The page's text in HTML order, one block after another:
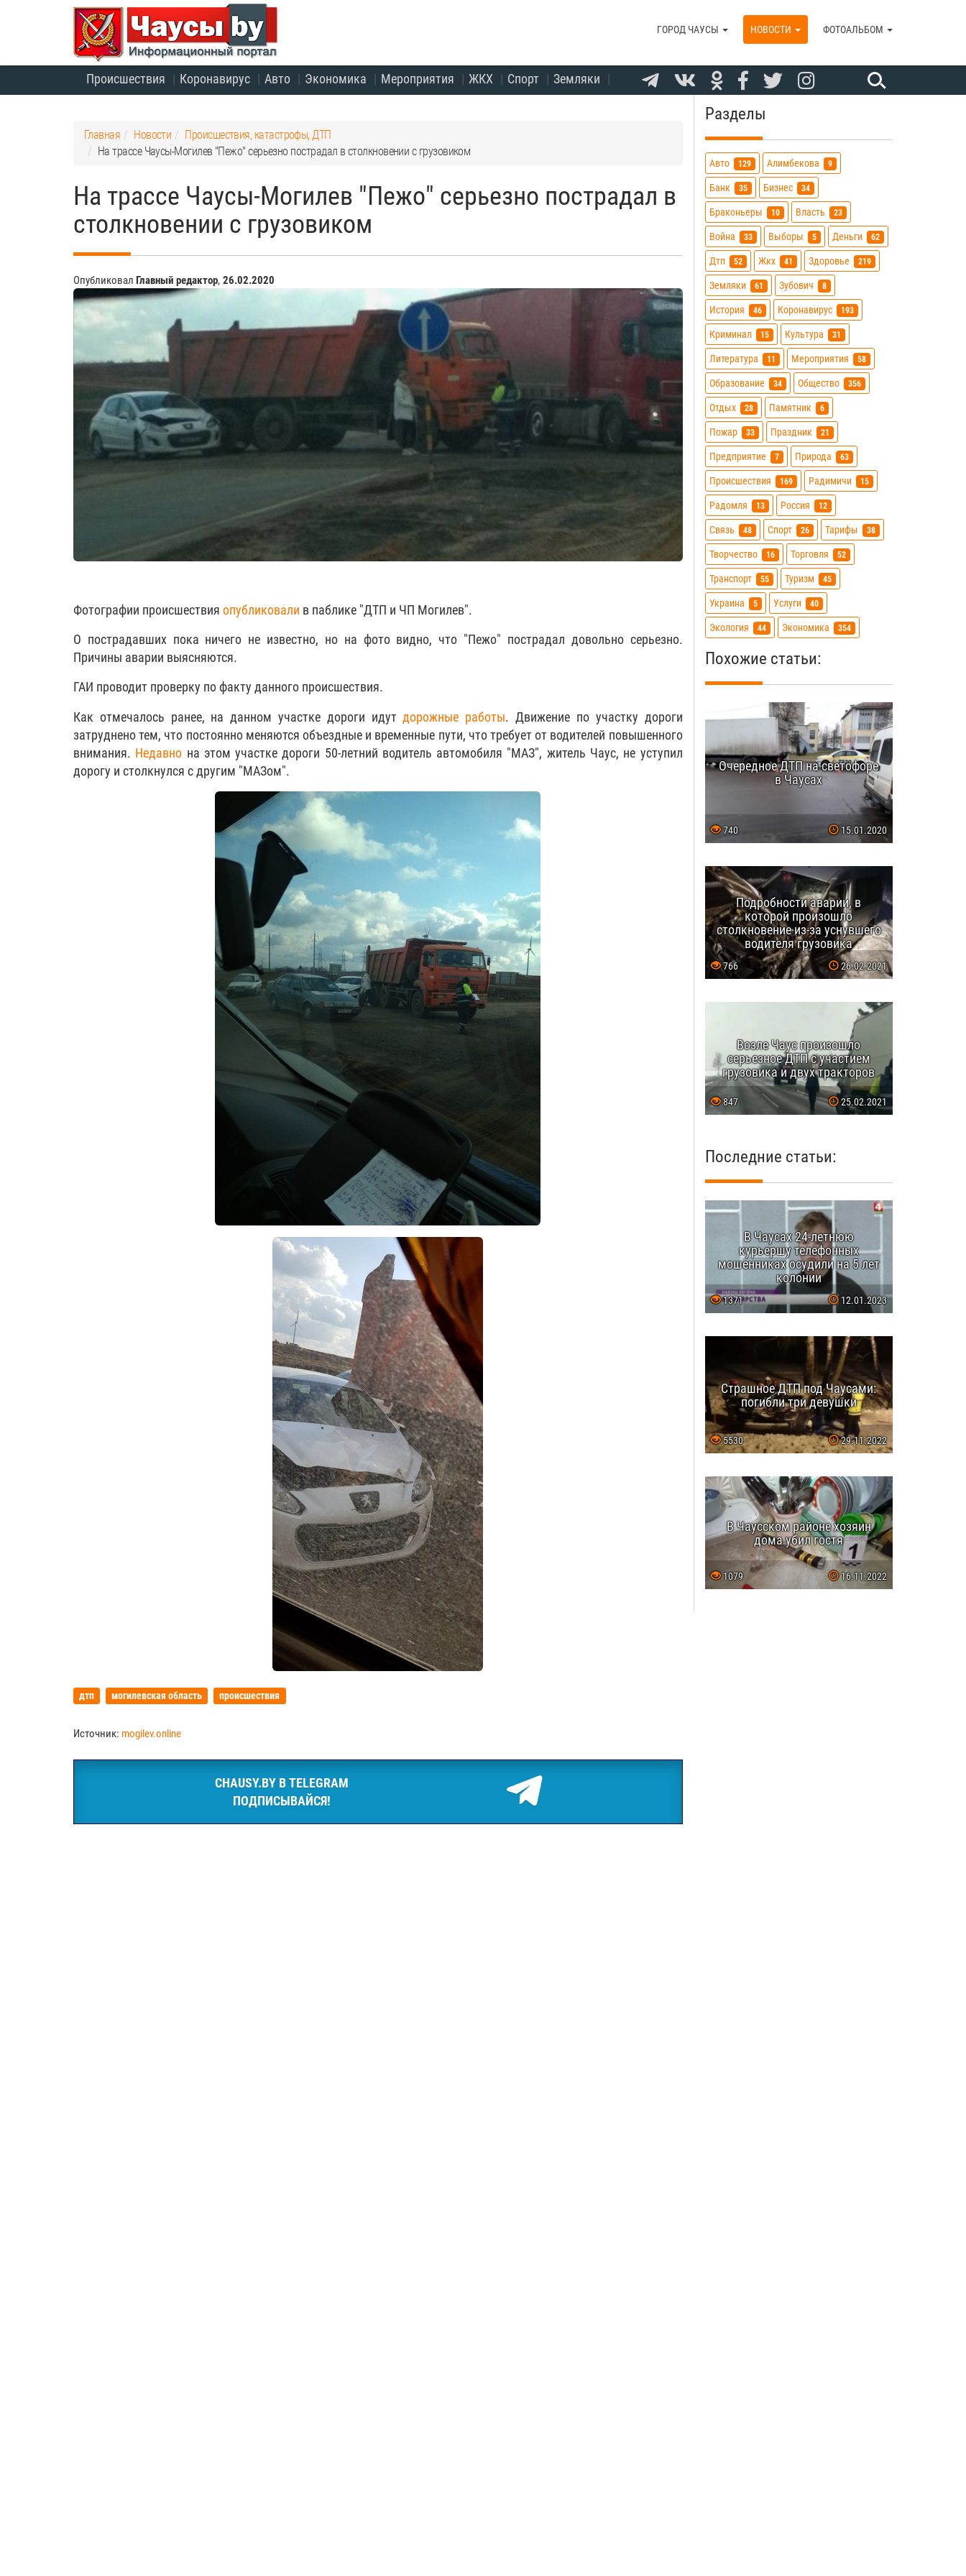
Происшествия Коронавирус Авто Экономика Мероприятия ЖКХ Спорт Земляки
ГОРОД ЧАУСЫ НОВОСТИ ФОТОАЛЬБОМ
Главная Новости
Происшествия, катастрофы, ДТП
На трассе Чаусы-Могилев "Пежо" серьезно пострадал в столкновении с грузовиком
На трассе Чаусы-Могилев "Пежо" серьезно пострадал в
столкновении с грузовиком
Опубликовал Главный редактор, 26.02.2020
Фотографии происшествия опубликовали в паблике "ДТП и ЧП Могилев".
О пострадавших пока ничего не известно, но на фото видно, что "Пежо" пострадал довольно серьезно.
Причины аварии выясняются.
ГАИ проводит проверку по факту данного происшествия.
Как отмечалось ранее, на данном участке дороги идутдорожные работы. Движение по участку дороги
затруднено тем, что постоянно меняются объездные и временные пути, что требует от водителей повышенного
внимания. Недавно на этом участке дороги 50-летний водитель автомобиля "МАЗ", житель Чаус, не уступил
дорогу и столкнулся с другим "МАЗом".
дтп могилевская область происшествия
Источник: mogilev.online
CHAUSY.BY В TELEGRAM
ПОДПИСЫВАЙСЯ!
Разделы
Авто 129 Алимбекова 9
Банк 35 Бизнес 34
Браконьеры 10 Власть 23
Война 33 Выборы 5 Деньги 62
Дтп 52 Жкх 41 Здоровье 219
Земляки 61 Зубович 8
История 46 Коронавирус 193
Криминал 15 Культура 31
Литература 11 Мероприятия 58
Образование 34 Общество 356
Отдых 28 Памятник 6
Пожар 33 Праздник 21
Предприятие 7 Природа 63
Происшествия 169 Радимичи 15
Радомля 13 Россия 12
Связь 48 Спорт 26 Тарифы 38
Творчество 16 Торговля 52
Транспорт 55 Туризм 45
Украина 5 Услуги 40
Экология 44 Экономика 354
Похожие статьи:
Очередное ДТП на светофоре
в Чаусах
740 15.01.2020
Подробности аварии, в
которой произошло
столкновение из-за уснувшего
водителя грузовика
766 26.02.2021
Возле Чаус произошло
серьезное ДТП с участием
грузовика и двух тракторов
847 25.02.2021
Последние статьи:
В Чаусах 24-летнюю
курьершу телефонных
мошенниках осудили на 5 лет
колонии
1371 12.01.2023
Страшное ДТП под Чаусами:
погибли три девушки
5530 29.11.2022
В Чаусском районе хозяин
дома убил гостя
1079 16.11.2022